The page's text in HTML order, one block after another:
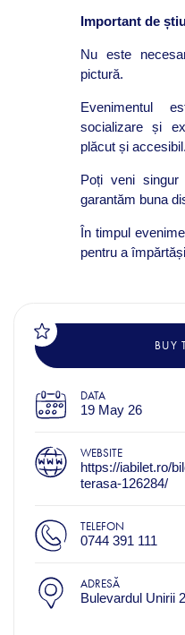
Important de
Nu este
pictură.
Evenimentul
socializare și
plăcut și accesibil.
Poți veni
garantăm buna
În timpul
pentru a
BUY
DATA
19 May 26
WEBSITE
https://iabilet.ro/
terasa-126284/
TELEFON
0744 391 111
ADRESĂ
Bulevardul Unirii